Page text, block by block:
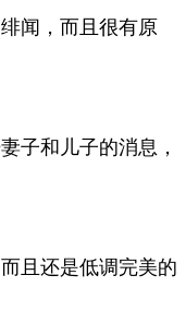
闻，而且很有原
子和儿子的消息，
且还是低调完美的